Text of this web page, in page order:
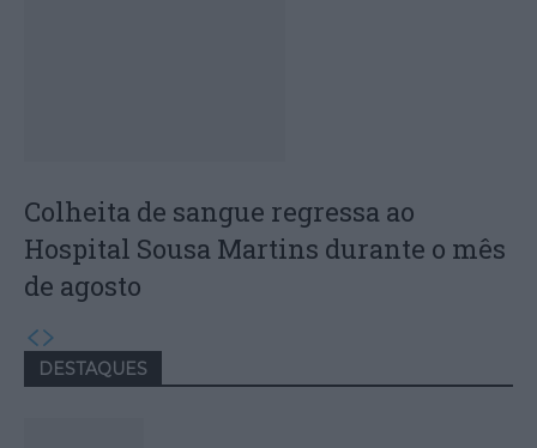
Colheita de sangue regressa ao
Hospital Sousa Martins durante o mês
de agosto
DESTAQUES